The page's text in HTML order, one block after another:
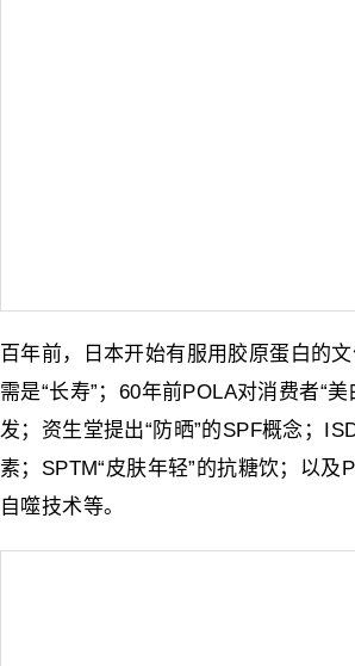
百年前，日本开始有服用胶原蛋白的
需是“长寿”；60年前POLA对消费者“
发；资生堂提出“防晒”的SPF概念；
素；SPTM“皮肤年轻”的抗糖饮；以及
自噬技术等。